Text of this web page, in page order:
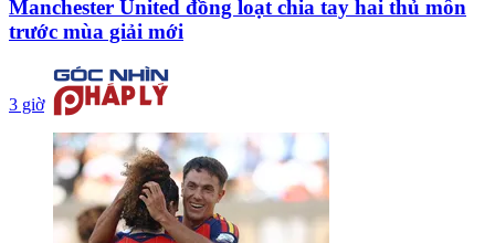
Manchester United đồng loạt chia tay hai thủ môn
trước mùa giải mới
3 giờ